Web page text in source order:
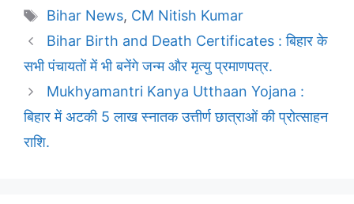
Tags
Bihar News, CM Nitish Kumar
Bihar Birth and Death Certificates : बिहार के
सभी पंचायतों में भी बनेंगे जन्म और मृत्यु प्रमाणपत्र.
Mukhyamantri Kanya Utthaan Yojana :
बिहार में अटकी 5 लाख स्नातक उत्तीर्ण छात्राओं की प्रोत्साहन
राशि.